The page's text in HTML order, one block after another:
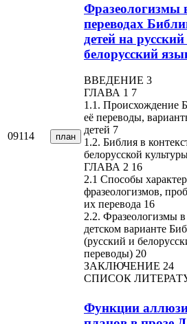
09114 план
Фразеологизмы
переводах
детей на
белорусский
ВВЕДЕНИЕ 3
ГЛАВА 1 7
1.1. Происхождение
её переводы,
детей 7
1.2. Библия в
белорусской
ГЛАВА 2 16
2.1 Способы
фразеологизмов,
их перевода 16
2.2. Фразеологизмы в
детском варианте
(русский и
переводы) 20
ЗАКЛЮЧЕНИЕ 24
СПИСОК
Функции